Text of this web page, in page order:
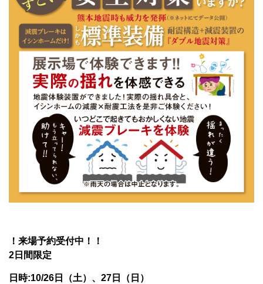
！来場予約受付中！！
2日間限定
日時:10/26日（土）、27日（日）